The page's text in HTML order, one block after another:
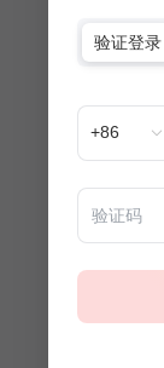
验证登录
+86